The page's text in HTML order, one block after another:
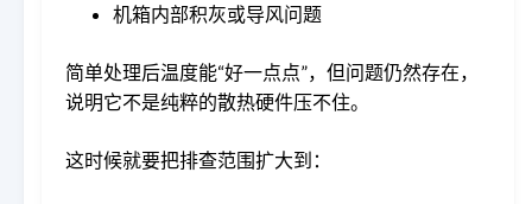
机箱内部积灰或导风问题
简单处理后温度能“好一点点”，但问题仍然存在，
说明它不是纯粹的散热硬件压不住。
这时候就要把排查范围扩大到：